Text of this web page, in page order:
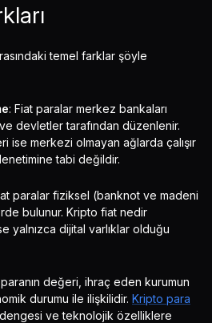
temel farklar şöyle
: Fiat paralar merkez bankaları
devletler tarafından düzenlenir.
ise merkezi olmayan ağlarda çalışır
tabi değildir.
paralar fiziksel (banknot ve madeni
bulunur. Kripto fiat nedir
yalnızca dijital varlıklar olduğu
paranın değeri, ihraç eden kurumun
durumu ile ilişkilidir. Kripto para
ve teknolojik özelliklere